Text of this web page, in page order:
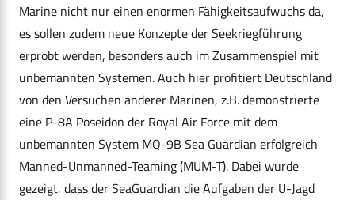
Marine nicht nur einen enormen Fähigkeitsaufwuchs da,
es sollen zudem neue Konzepte der Seekriegführung
erprobt werden, besonders auch im Zusammenspiel mit
unbemannten Systemen. Auch hier profitiert Deutschland
von den Versuchen anderer Marinen, z.B. demonstrierte
eine P-8A Poseidon der Royal Air Force mit dem
unbemannten System MQ-9B Sea Guardian erfolgreich
Manned-Unmanned-Teaming (MUM-T). Dabei wurde
gezeigt, dass der SeaGuardian die Aufgaben der U-Jagd